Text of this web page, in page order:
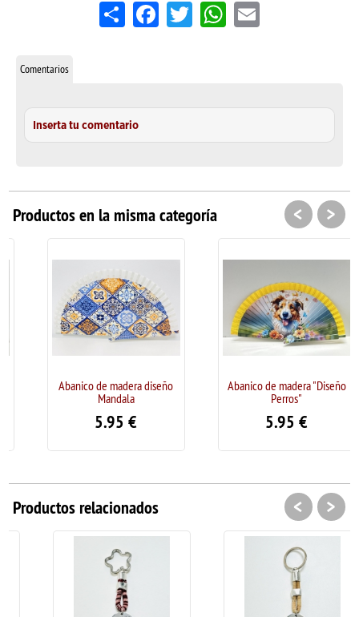
Share FacebookTwitterWhatsApp
Email
Comentarios
Inserta tu comentario
Productos en la misma categoría
Abanico de madera diseño
Mandala
5.95€
Abanico de madera "Diseño
Perros"
5.95€
< >
Productos relacionados < >